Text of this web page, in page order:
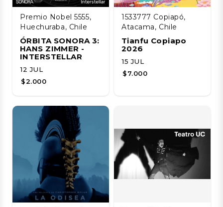
Premio Nobel 5555,
Huechuraba, Chile
ÓRBITA SONORA 3:
HANS ZIMMER -
INTERSTELLAR
12 JUL
$2.000
1533777 Copiapó,
Atacama, Chile
Tianfu Copiapo
2026
15 JUL
$7.000